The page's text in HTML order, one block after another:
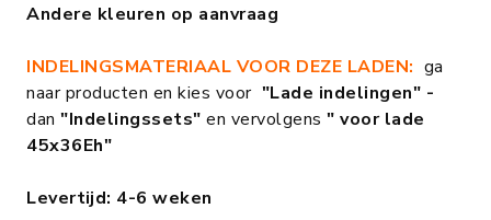
Andere kleuren op aanvraag
INDELINGSMATERIAAL VOOR DEZE LADEN: ga
naar producten en kies voor "Lade indelingen" -
dan "Indelingssets" en vervolgens " voor lade
45x36Eh"
Levertijd: 4-6 weken